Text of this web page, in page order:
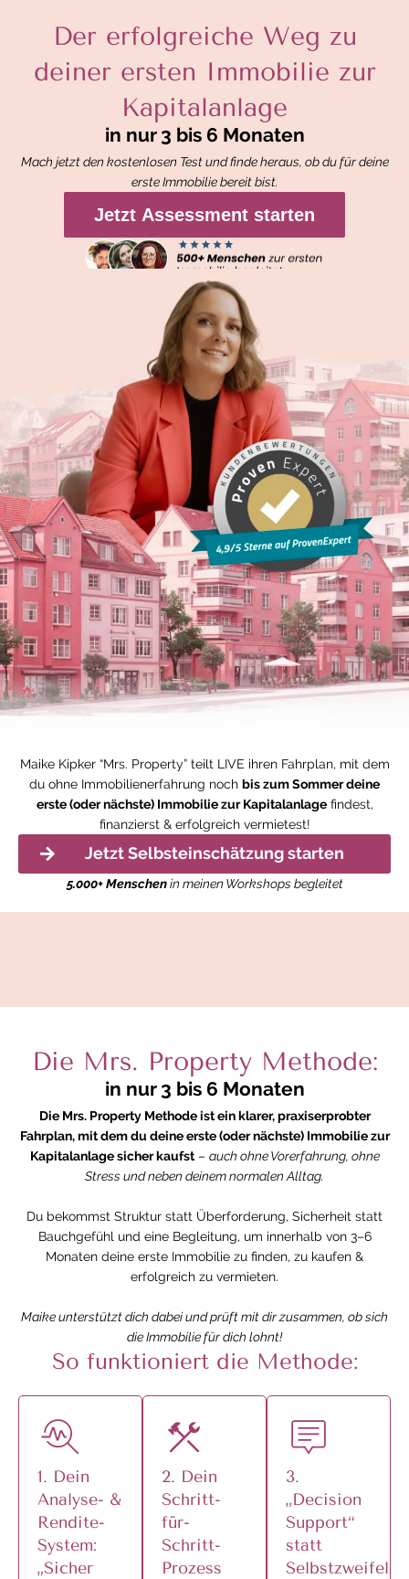
Der erfolgreiche Weg zu
deiner ersten Immobilie zur
Kapitalanlage
in nur 3 bis 6 Monaten
Mach jetzt den kostenlosen Test und finde heraus, ob du für deine
erste Immobilie bereit bist.
Jetzt Assessment starten
Maike Kipker “Mrs. Property” teilt LIVE ihren Fahrplan, mit dem
du ohne Immobilienerfahrung noch bis zum Sommer deine
erste (oder nächste) Immobilie zur Kapitalanlagefindest,
finanzierst & erfolgreich vermietest!
Jetzt Selbsteinschätzung starten
5.000+ Menschenin meinen Workshops begleitet
Die Mrs. Property Methode:
in nur 3 bis 6 Monaten
Die Mrs. Property Methode ist ein klarer, praxiserprobter
Fahrplan, mit dem du deine erste (oder nächste) Immobilie zur
Kapitalanlage sicher kaufst– auch ohne Vorerfahrung, ohne
Stress und neben deinem normalen Alltag.
Du bekommst Struktur statt Überforderung, Sicherheit statt
Bauchgefühl und eine Begleitung, um innerhalb von 3–6
Monaten deine erste Immobilie zu finden, zu kaufen &
erfolgreich zu vermieten.
Maike unterstützt dich dabei und prüft mit dir zusammen, ob sich
die Immobilie für dich lohnt!
So funktioniert die Methode:
1. Dein
Analyse- &
Rendite-
System:
„Sicher
2. Dein
Schritt-
für-
Schritt-
Prozess
3.
„Decision
Support“
statt
Selbstzweifel